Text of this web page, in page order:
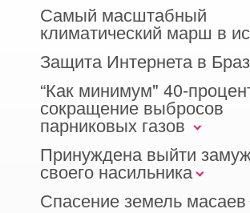
Самый масштабный
климатический марш в
Защита Интернета в
“Как минимум" 40-
сокращение выбросов
парниковых газов
Принуждена выйти
своего насильника
Спасение земель масаев